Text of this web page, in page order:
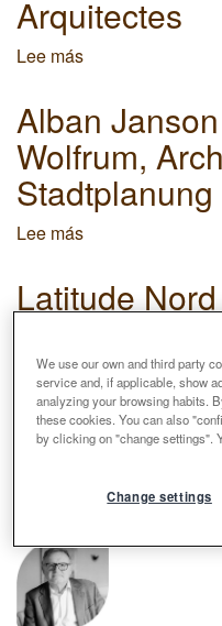
Paysages
Arquitectes
Lee más
Aranda-
Pigem-
Vilalta,
Arquitectes
Alban
Wolfrum,
Stadtplanung
Lee más
Janson
-
Wolfrum,
Architektur
+
Stadtplanung
Latitude
Lee mássobre
Latitude
Nord
-
Vacherot
Bart Brands -
Brands
-
We use our own and third party
service and, if applicable, show
analyzing your browsing habits.
these cookies. You can also
by clicking on "change settings".
Change settings